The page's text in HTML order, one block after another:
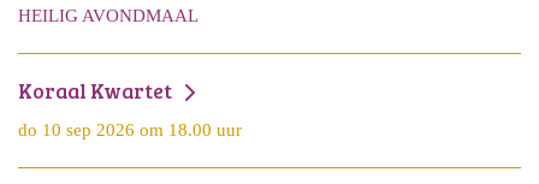
HEILIG AVONDMAAL
Koraal Kwartet
do 10 sep 2026 om 18.00 uur